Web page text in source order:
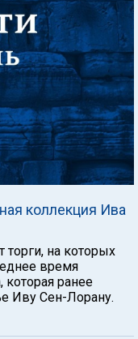
коллекция Ива
на которых
время
которая ранее
Иву Сен-Лорану.